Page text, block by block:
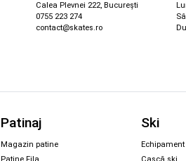
Calea Plevnei 222, București
0755 223 274
contact@skates.ro
Patinaj
Magazin patine
Patine Fila
Ski
Echipament
Cască ski